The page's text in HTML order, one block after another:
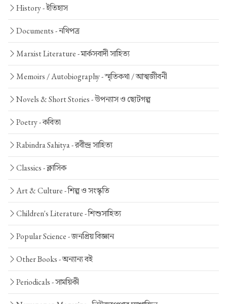
History -ইতিহাস
Documents -নথিপত্র
Marxist Literature -মার্কসবাদী সাহিত্য
Memoirs / Autobiography -স্মৃতিকথা / আত্মজীবনী
Novels & Short Stories -উপন্যাস ও ছোটগল্প
Poetry -কবিতা
Rabindra Sahitya -রবীন্দ্র সাহিত্য
Classics -ক্লাসিক
Art & Culture -শিল্প ও সংস্কৃতি
Children's Literature -শিশুসাহিত্য
Popular Science -জনপ্রিয় বিজ্ঞান
Other Books -অন্যান্য বই
Periodicals -সাময়িকী